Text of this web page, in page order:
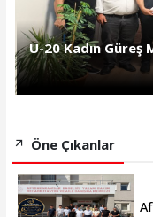
U-20 Kadın Güreş
Öne Çıkanlar